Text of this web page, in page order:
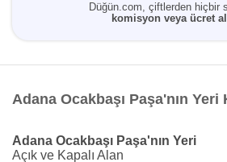
Düğün.com, çiftlerden hiçbir
komisyon veya ücret
Adana Ocakbaşı Paşa'nın Yeri
Adana Ocakbaşı Paşa'nın Yeri
Açık ve Kapalı Alan